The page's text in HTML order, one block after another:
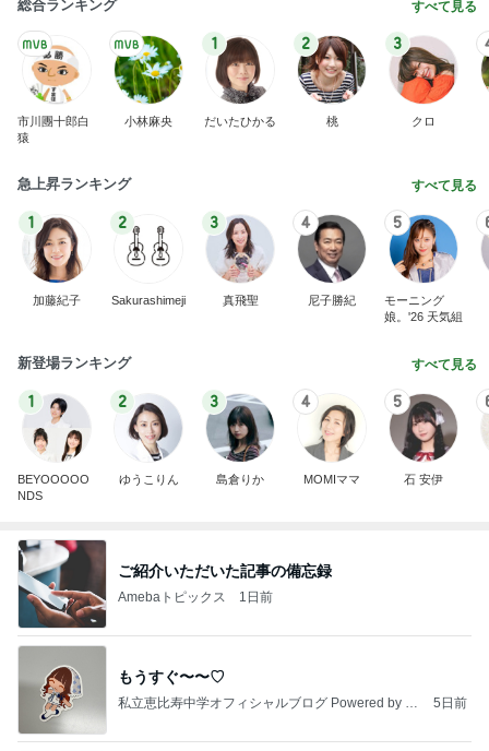
総合ランキング すべて見る
市川團十郎白
猿
小林麻央
1
だいたひかる
2
桃
3
クロ
急上昇ランキング すべて見る
1
加藤紀子
2
Sakurashimeji
3
真飛聖
4
尼子勝紀
5
モーニング
娘。'26 天気組
新登場ランキング すべて見る
1
BEYOOOOO
NDS
2
ゆうこりん
3
島倉りか
4
MOMIママ
5
石 安伊
ご紹介いただいた記事の備忘録
Amebaトピックス 1日前
もうすぐ〜〜♡
私立恵比寿中学オフィシャルブログ Powered by A
5日前